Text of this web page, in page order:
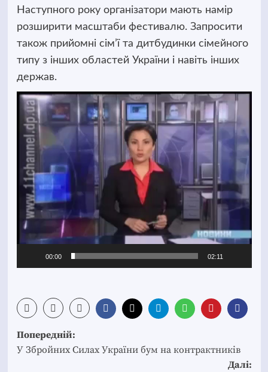
Наступного року організатори мають намір
розширити масштаби фестивалю. Запросити
також прийомні сім’ї та дитбудинки сімейного
типу з інших областей України і навіть інших
держав.
Відеопрогравач
00:00 02:11
Post
navigation
Попередній:
У Збройних Силах України бум на контрактників
Далі: